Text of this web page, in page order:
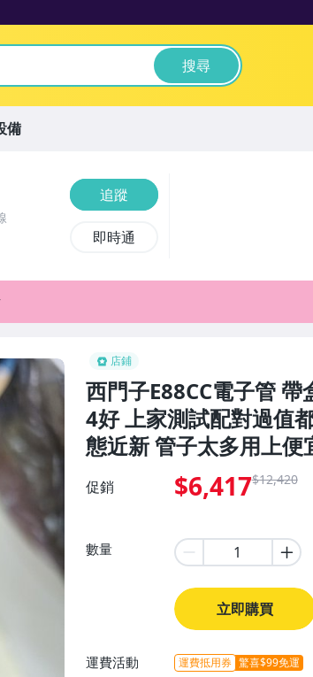
搜尋
店鋪
西門子E88CC電子管
4好 上家測試配對過值
態近新 管子太多用上
促銷 $6,417$12,420
數量
立即購買
運費活動 運費抵用券 驚喜$99免運
追蹤
即時通
備